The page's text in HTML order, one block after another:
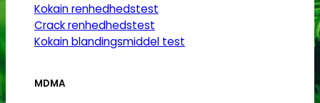
Kokain renhedhedstest
Crack renhedhedstest
Kokain blandingsmiddel test
MDMA